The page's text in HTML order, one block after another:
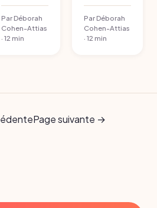
Par Déborah
Cohen-Attias
· 12 min
Par Déborah
Cohen-Attias
· 12 min
Page suivante →